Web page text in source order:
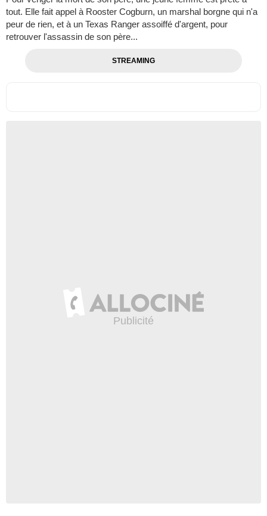
tout. Elle fait appel à Rooster Cogburn, un marshal borgne qui n'a
peur de rien, et à un Texas Ranger assoiffé d'argent, pour
retrouver l'assassin de son père...
STREAMING